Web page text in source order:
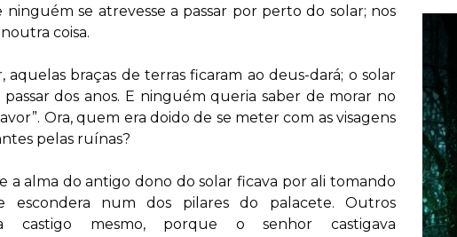
ninguém se atrevesse a passar por perto do solar; nos
coisa.
aquelas braças de terras ficaram ao deus-dará; o solar
dos anos. E ninguém queria saber de morar no
Ora, quem era doido de se meter com as visagens
pelas ruínas?
a alma do antigo dono do solar ficava por ali tomando
num dos pilares do palacete. Outros
castigo mesmo, porque o senhor castigava